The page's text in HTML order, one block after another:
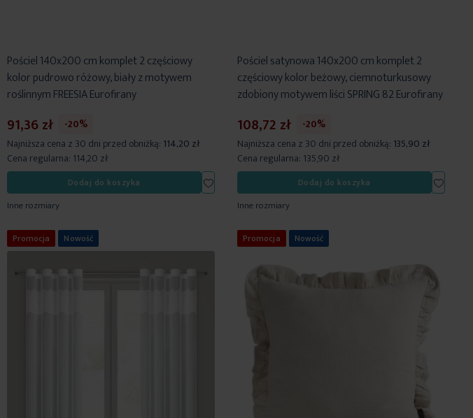
Pościel 140x200 cm komplet 2 częściowy
kolor pudrowo różowy, biały z motywem
roślinnym FREESIA Eurofirany
91,36 zł
-20%
Najniższa cena z 30 dni przed obniżką: 114,20 zł
Cena regularna: 114,20 zł
Dodaj do koszyka
Dodaj
do
Inne rozmiary
Pościel satynowa 140x200 cm komplet 2
częściowy kolor beżowy, ciemnoturkusowy
zdobiony motywem liści SPRING 82 Eurofirany
108,72 zł
-20%
Najniższa cena z 30 dni przed obniżką: 135,90 zł
Cena regularna: 135,90 zł
Dodaj do koszyka
Dodaj
do
Inne rozmiary
Promocja Nowość Promocja Nowość